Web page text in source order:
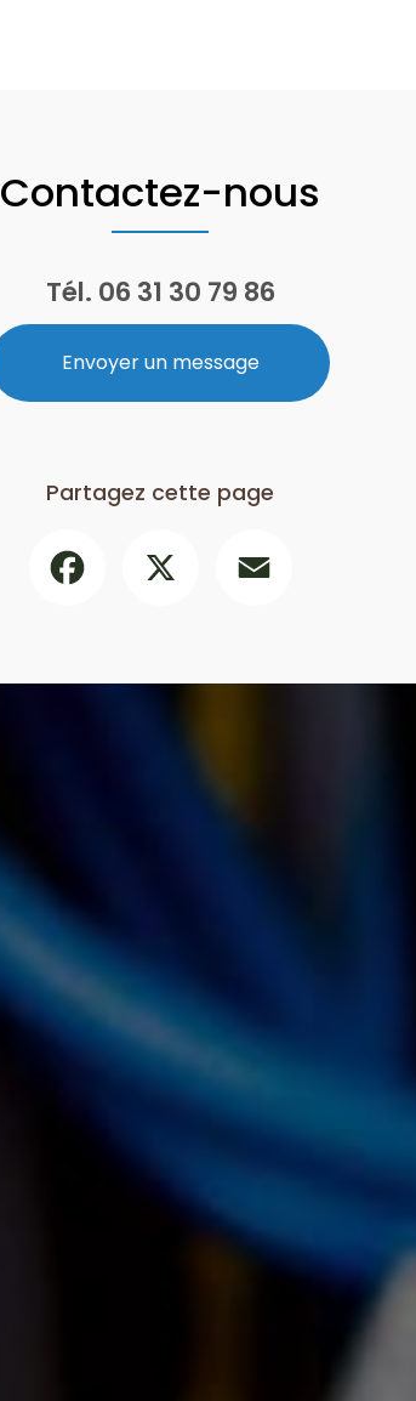
Contactez-nous
Tél. 06 31 30 79 86
Envoyer un message
Partagez cette page